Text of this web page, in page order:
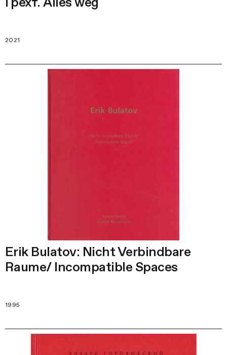
2021
Erik Bulatov: Nicht Verbindbare
Raume/ Incompatible Spaces
1995